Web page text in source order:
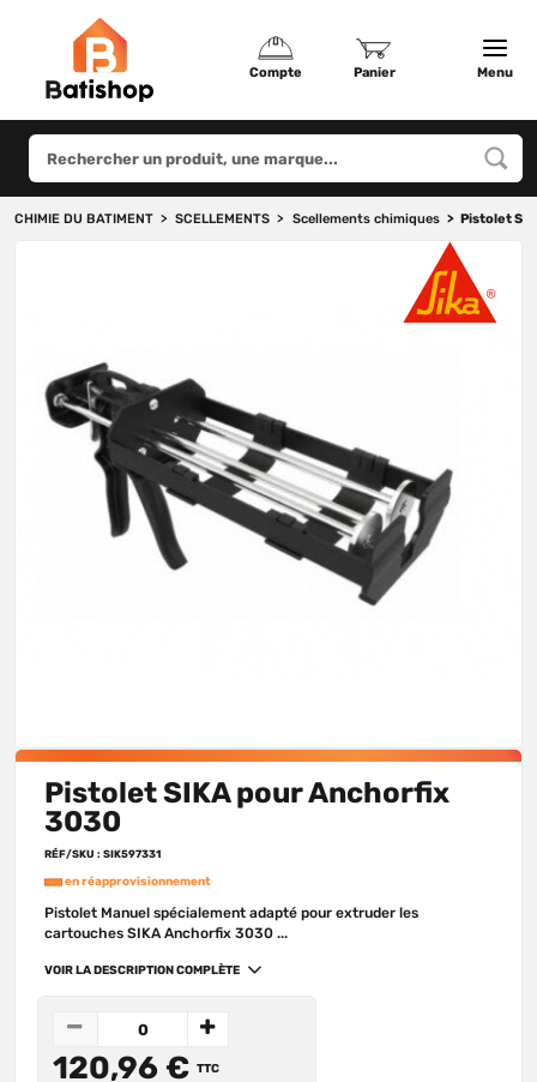
Compte Panier Menu
CHIMIE DU BATIMENT SCELLEMENTS Scellements chimiques Pistolet
Pistolet SIKA pour Anchorfix
3030
RÉF/SKU : SIK597331
en réapprovisionnement
Pistolet Manuel spécialement adapté pour extruder les
cartouches SIKA Anchorfix 3030 ...
VOIR LA DESCRIPTION COMPLÈTE
120,96 € TTC